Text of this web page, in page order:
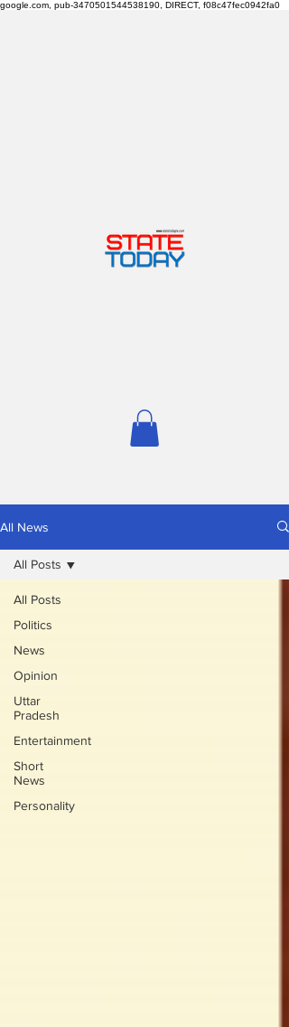
google.com, pub-3470501544538190, DIRECT, f08c47fec0942fa0
All News
All Posts
Politics
News
Opinion
Uttar
Pradesh
Entertainment
Short
News
Personality
All Posts